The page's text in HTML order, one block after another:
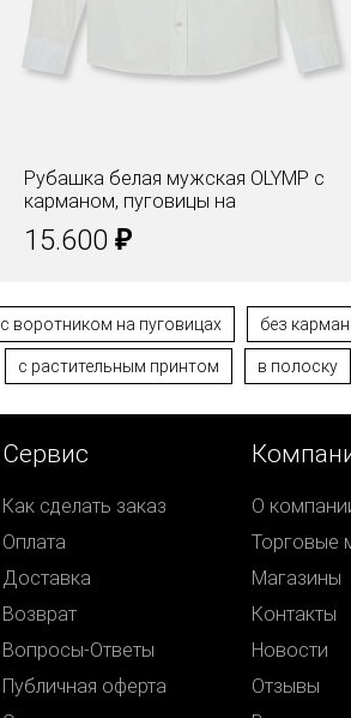
Рубашка белая мужская OLYMP с
карманом, пуговицы на
воротнике
15.600 ₽
c воротником на пуговицах без
с растительным принтом в полоску
Сервис
Как сделать заказ
Оплата
Доставка
Возврат
Вопросы-Ответы
Публичная оферта
О
Торговые
Магазины
Контакты
Новости
Отзывы